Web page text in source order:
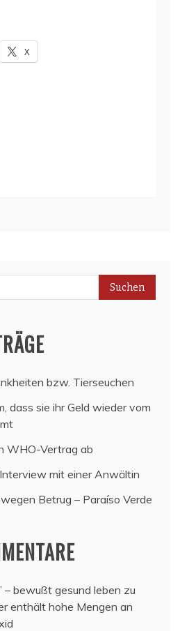
X
bzw. Tierseuchen
dass sie ihr Geld wieder vom
WHO-Vertrag ab
mit einer Anwältin
Betrug – Paraíso Verde
– bewußt gesund leben zu
enthält hohe Mengen an